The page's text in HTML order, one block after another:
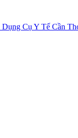
Dụng Cụ Y Tế Cần